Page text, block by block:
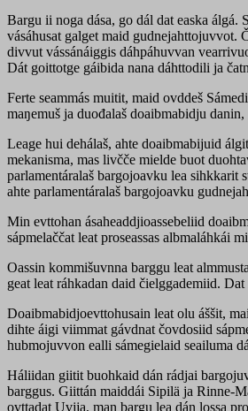
Bargu ii noga dása, go dál dat easka álgá.
vásáhusat galget maid gudnejahttojuvvot.
divvut vássánáiggis dáhpáhuvvan
Dát goittotge gáibida nana dáhttodili ja
Ferte seammás muitit, maid ovddeš
maŋemuš ja duođalaš doaibmabidju
Leage hui dehálaš, ahte doaibmabijuid
mekanisma, mas livčče mielde buot
parlamentáralaš bargojoavku lea sihkkarit
ahte parlamentáralaš bargojoavku
Min evttohan ásaheaddjioassebeliid
sápmelaččat leat proseassas albmaláhkái
Oassin kommišuvnna barggu leat
geat leat ráhkadan daid čielggademiid.
Doaibmabidjoevttohusain leat olu áššit,
dihte áigi viimmat gávdnat čovdosiid
hubmojuvvon ealli sámegielaid seailuma
Háliidan giitit buohkaid dán rádjai
barggus. Giittán maiddái Sipilä ja Rinne-
ovttadat Uvjja, man bargu lea dán lossa